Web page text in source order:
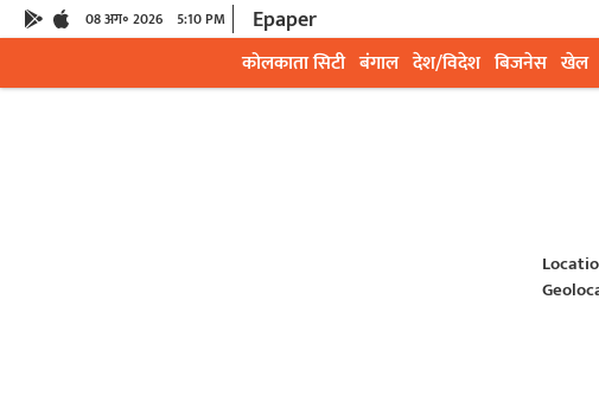
08 अग॰ 2026 5:10 PM Epaper
कोलकाता सिटी बंगाल देश/विदेश बिजनेस खेल